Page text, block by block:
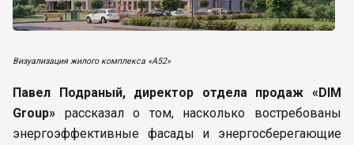
Визуализация жилого комплекса «А52»
Павел Подраный, директор отдела продаж «DIM
Group» рассказал о том, насколько востребованы
энергоэффективные фасады и энергосберегающие